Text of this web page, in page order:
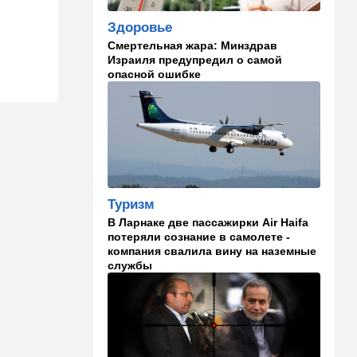
18:10 В мире
Схватилась за нож и пошла
атака в центре Лондона
17:25 Общество
"Я психиатрический" —
подозреваемый в убийстве
адвоката жалуется на
полицейских
17:18 В мире
кроме России?" Опасный
инцидент в немецком
аэропорту
16:21 Израиль
Арнона под прицелом:
требование прекратить
финансирование
уклонистов через
муниципалитеты
Здоровье
Смертельная жара: Минздрав
Израиля предупредил о самой
опасной ошибке
Туризм
В Ларнаке две пассажирки Air Haifa
потеряли сознание в самолете -
компания свалила вину на наземные
службы